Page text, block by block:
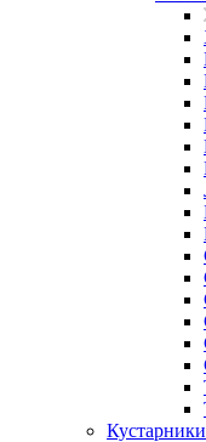
Кустарники